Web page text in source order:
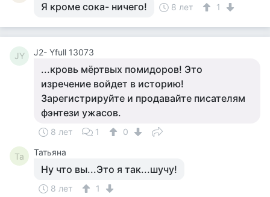
Я кроме сока- ничего! 8 лет 1
JY J2- Yfull 13073
...кровь мёртвых помидоров! Это
изречение войдет в историю!
Зарегистрируйте и продавайте писателям
фэнтези ужасов.
8 лет 1 0
Та Татьяна
Ну что вы...Это я так...шучу!
8 лет 1